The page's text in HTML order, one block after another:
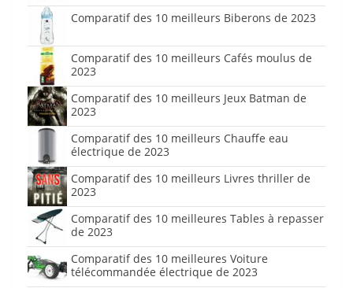
Comparatif des 10 meilleurs Biberons de 2023
Comparatif des 10 meilleurs Cafés moulus de
2023
Comparatif des 10 meilleurs Jeux Batman de
2023
Comparatif des 10 meilleurs Chauffe eau
électrique de 2023
Comparatif des 10 meilleurs Livres thriller de
2023
Comparatif des 10 meilleures Tables à repasser
de 2023
Comparatif des 10 meilleures Voiture
télécommandée électrique de 2023